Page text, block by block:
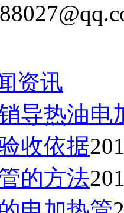
资讯
导热油电
收依据
的方法